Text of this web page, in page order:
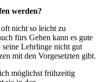
werden?
nicht so leicht zu
fürs Gehen kann es gute
Lehrlinge nicht gut
mit den Vorgesetzten gibt.
möglichst frühzeitig